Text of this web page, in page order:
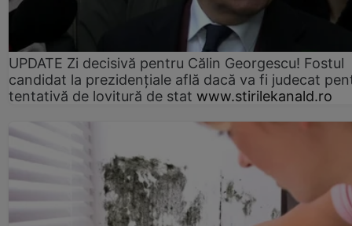
UPDATE Zi decisivă pentru Călin Georgescu! Fostul
candidat la prezidențiale află dacă va fi judecat
tentativă de lovitură de stat www.stirilekanald.ro